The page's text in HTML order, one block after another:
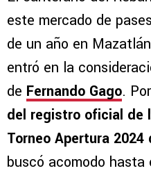
este mercado de
de un año en
entró en la
de Fernando Gago.
del registro oficial de
Torneo Apertura
buscó acomodo hasta